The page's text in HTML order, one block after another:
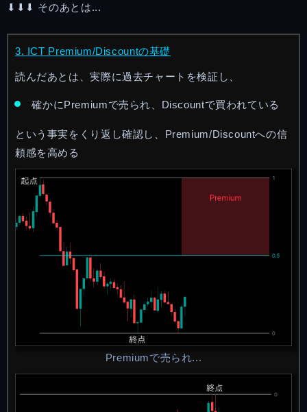
⬇︎⬇︎⬇︎ そのあとは...
3. ICT Premium/Discountの基礎
読んだあとは、実際に過去チャートを検証し、
確かにPremiumで売られ、Discountで買われている
という事実をくり返し確認し、Premium/Discountへの信
頼感を高める
Premiumで売られ...